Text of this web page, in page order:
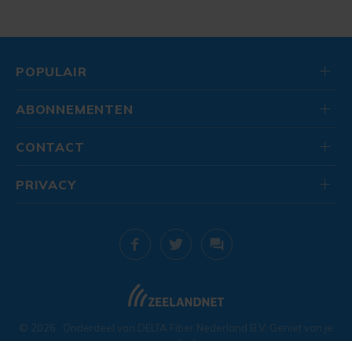
POPULAIR
ABONNEMENTEN
CONTACT
© 2026 . Onderdeel van DELTA Fiber Nederland B.V. Geniet van je
PRIVACY